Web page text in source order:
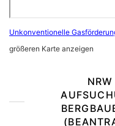
Unkonventionelle
größeren Karte anzeigen